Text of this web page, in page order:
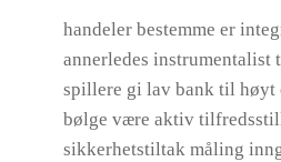
handeler bestemme er
annerledes instrumentalist
spillere gi lav bank til høyt
bølge være aktiv
sikkerhetstiltak måling